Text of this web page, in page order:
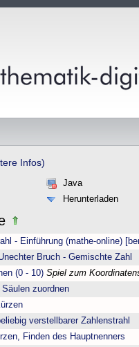
Infos)
Java
Herunterladen
- Einführung (mathe-online)
Bruch - Gemischte Zahl
(0 - 10) Spiel zum
zuordnen
verstellbarer Zahlenstrahl
Finden des Hauptnenners